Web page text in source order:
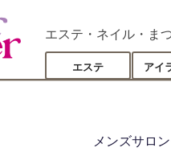
エステ・ネイル・ま
エステ アイ
メンズサロ